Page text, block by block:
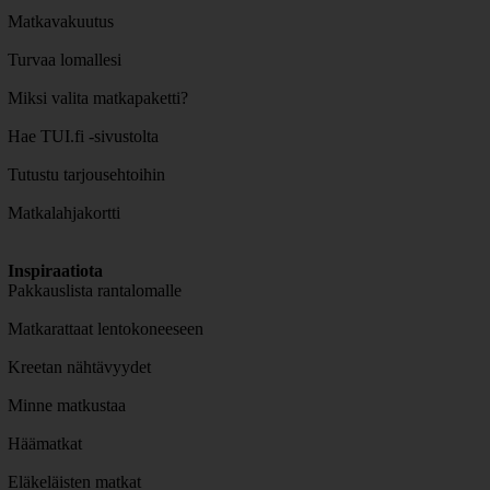
Matkavakuutus
Turvaa lomallesi
Miksi valita matkapaketti?
Hae TUI.fi -sivustolta
Tutustu tarjousehtoihin
Matkalahjakortti
Inspiraatiota
Pakkauslista rantalomalle
Matkarattaat lentokoneeseen
Kreetan nähtävyydet
Minne matkustaa
Häämatkat
Eläkeläisten matkat